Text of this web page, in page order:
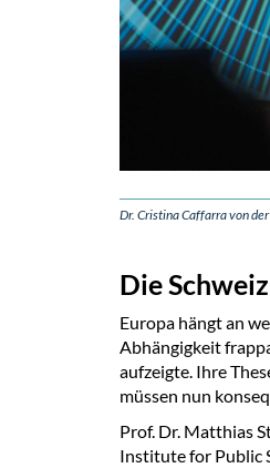
Dr. Cristina Caffarra von
Die
Europa hängt an
Abhängigkeit
aufzeigte. Ihre
müssen nun
Prof. Dr. Matthias
Institute for Public